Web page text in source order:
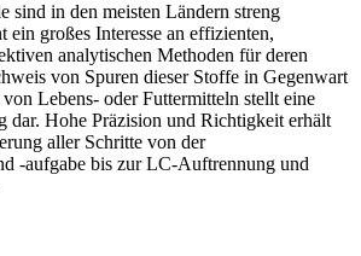
sind in den meisten Ländern streng
ein großes Interesse an effizienten,
analytischen Methoden für deren
von Spuren dieser Stoffe in Gegenwart
Lebens- oder Futtermitteln stellt eine
dar. Hohe Präzision und Richtigkeit erhält
aller Schritte von der
-aufgabe bis zur LC-Auftrennung und